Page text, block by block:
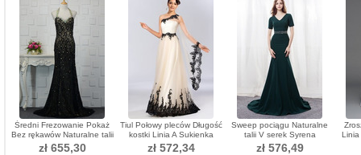
Średni Frezowanie Pokaż
Bez rękawów Naturalne talii
Sukienka wieczorowe
zł 655,30
Tiul Połowy pleców Długość
kostki Linia A Sukienka
wieczorowe
zł 572,34
Sweep pociągu Naturalne
talii V serek Syrena
Sukienka wieczorowe
zł 576,49
Linia